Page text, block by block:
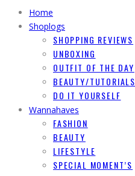
Home
Shoplogs
SHOPPING REVIEWS
UNBOXING
OUTFIT OF THE DAY
BEAUTY/TUTORIALS
DO IT YOURSELF
Wannahaves
FASHION
BEAUTY
LIFESTYLE
SPECIAL MOMENT’S